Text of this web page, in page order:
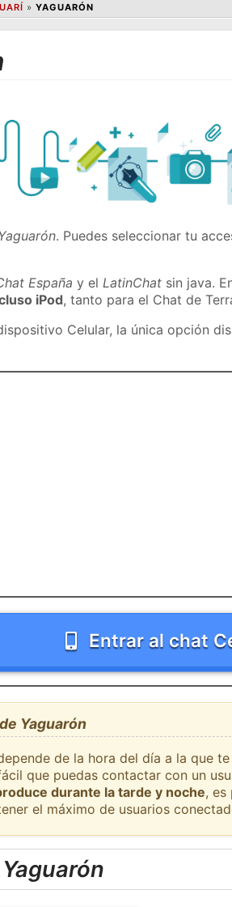
» YAGUARÓN
. Puedes seleccionar tu
España y elLatinChat sin java.
iPod, tanto para el Chat de
Celular, la única opción
Entrar al chat
Yaguarón
de la hora del día a la que
que puedas contactar con un
durante la tarde y noche, es
el máximo de usuarios